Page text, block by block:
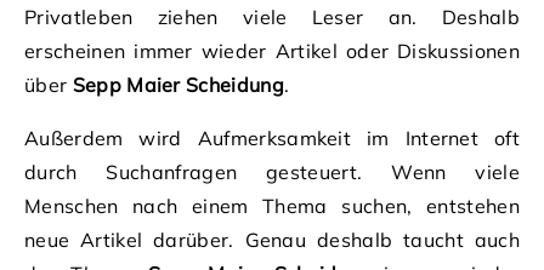
Privatleben ziehen viele Leser an. Deshalb
erscheinen immer wieder Artikel oder Diskussionen
über Sepp Maier Scheidung.
Außerdem wird Aufmerksamkeit im Internet oft
durch Suchanfragen gesteuert. Wenn viele
Menschen nach einem Thema suchen, entstehen
neue Artikel darüber. Genau deshalb taucht auch